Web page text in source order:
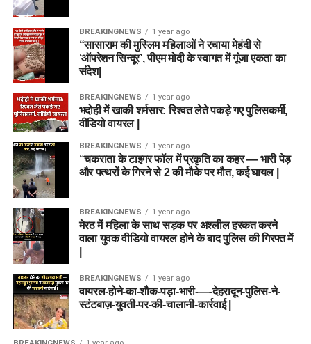
BREAKINGNEWS 1 year ago
“सासाराम की मुस्लिम महिलाओं ने रचाया मेहंदी से
‘ऑपरेशन सिन्दूर’, पीएम मोदी के स्वागत में गूंजा एकता का
संदेश|
BREAKINGNEWS 1 year ago
भदोही में खाकी शर्मसार: रिश्वत लेते पकड़े गए पुलिसकर्मी,
वीडियो वायरल |
BREAKINGNEWS 1 year ago
“चकराता के टाइगर फॉल में प्रकृति का कहर — भारी पेड़
और पत्थरों के गिरने से 2 की मौके पर मौत, कई घायल |
BREAKINGNEWS 1 year ago
मेरठ में महिला के साथ सड़क पर अश्लील हरकत करने
वाला युवक वीडियो वायरल होने के बाद पुलिस की गिरफ्त में
BREAKINGNEWS 1 year ago
वायरल-होने-का-शौक-पड़ा-भारी-—-देहरादून-पुलिस-ने-
स्टंटबाज़-युवती-पर-की-चालानी-कार्रवाई |